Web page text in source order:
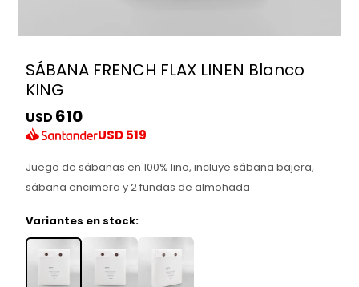
SÁBANA FRENCH FLAX LINEN Blanco
KING
USD 610
USD519
Juego de sábanas en 100% lino, incluye sábana bajera,
sábana encimera y 2 fundas de almohada
Variantes en stock: